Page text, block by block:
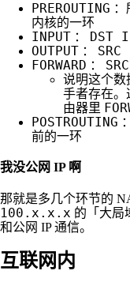
PREROUTING
内核的一环
INPUT ： DST
OUTPUT ：
FORWARD ：
说明这个数
手者存在。
由器里
POSTROUTING
前的一环
我没公网 IP 啊
那就是多几个环节的
100.x.x.x 的「大局
和公网 IP 通信。
互联网内